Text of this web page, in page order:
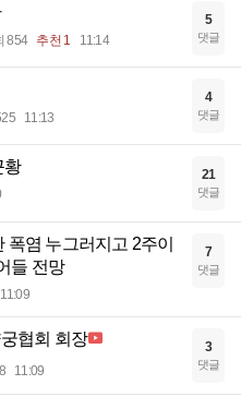
854 추천 1 11:14
5
댓글
11:13
4
댓글
황 21
댓글
폭염 누그러지고 2주이
들 전망
11:09
7
댓글
협회 회장
11:09
3
댓글